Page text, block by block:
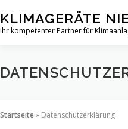
Inhalt
springen
KLIMAGERÄTE
Ihr kompetenter Partner für
Startseite» Datenschutzerklärung